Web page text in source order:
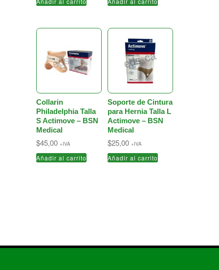
Collarin
Philadelphia Talla
S Actimove – BSN
Medical
$45,00 +IVA
Añadir al carrito
Soporte de Cintura
para Hernia Talla L
Actimove – BSN
Medical
$25,00 +IVA
Añadir al carrito